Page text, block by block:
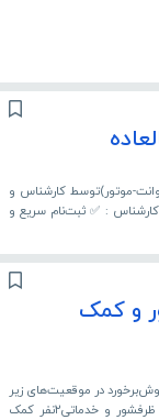
موتور)توسط کارشناس و
: ✅️ ثبت‌نام سریع و
و کمک
در موقعیت‌های زیر
دعوت به همکاری می‌کند: ● سالندار ● باریستا ۱نفر ● نیروی ظرفشور و خدماتی۲نفر کمک